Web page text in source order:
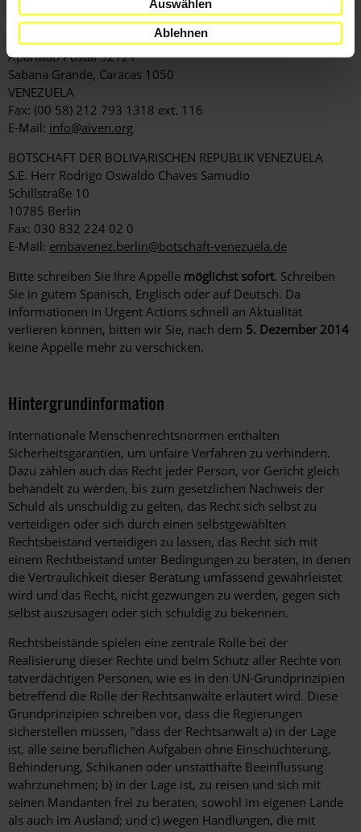
Auswählen
Ablehnen
AMNESTY INTERNATIONAL VENEZUELA
Amnistía Internacional Venezuela
Apartado Postal 52121
Sabana Grande, Caracas 1050
VENEZUELA
Fax: (00 58) 212 793 1318 ext. 116
E-Mail: info@aiven.org
BOTSCHAFT DER BOLIVARISCHEN REPUBLIK VENEZUELA
S.E. Herr Rodrigo Oswaldo Chaves Samudio
Schillstraße 10
10785 Berlin
Fax: 030 832 224 02 0
E-Mail: embavenez.berlin@botschaft-venezuela.de
Bitte schreiben Sie Ihre Appelle möglichst sofort. Schreiben
Sie in gutem Spanisch, Englisch oder auf Deutsch. Da
Informationen in Urgent Actions schnell an Aktualität
verlieren können, bitten wir Sie, nach dem 5. Dezember 2014
keine Appelle mehr zu verschicken.
Hintergrundinformation
Hintergrund
Internationale Menschenrechtsnormen enthalten
Sicherheitsgarantien, um unfaire Verfahren zu verhindern.
Dazu zählen auch das Recht jeder Person, vor Gericht gleich
behandelt zu werden, bis zum gesetzlichen Nachweis der
Schuld als unschuldig zu gelten, das Recht sich selbst zu
verteidigen oder sich durch einen selbstgewählten
Rechtsbeistand verteidigen zu lassen, das Recht sich mit
einem Rechtbeistand unter Bedingungen zu beraten, in denen
die Vertraulichkeit dieser Beratung umfassend gewährleistet
wird und das Recht, nicht gezwungen zu werden, gegen sich
selbst auszusagen oder sich schuldig zu bekennen.
Rechtsbeistände spielen eine zentrale Rolle bei der
Realisierung dieser Rechte und beim Schutz aller Rechte von
tatverdächtigen Personen, wie es in den UN-Grundprinzipien
betreffend die Rolle der Rechtsanwälte erläutert wird. Diese
Grundprinzipien schreiben vor, dass die Regierungen
sicherstellen müssen, "dass der Rechtsanwalt a) in der Lage
ist, alle seine beruflichen Aufgaben ohne Einschüchterung,
Behinderung, Schikanen oder unstatthafte Beeinflussung
wahrzunehmen; b) in der Lage ist, zu reisen und sich mit
seinen Mandanten frei zu beraten, sowohl im eigenen Lande
als auch im Ausland; und c) wegen Handlungen, die mit